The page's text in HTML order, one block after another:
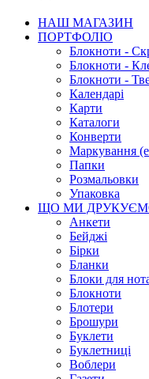
НАШ МАГАЗИН
ПОРТФОЛІО
Блокноти -
Блокноти -
Блокноти -
Календарі
Карти
Каталоги
Конверти
Маркування
Папки
Розмальовки
Упаковка
ЩО МИ
Анкети
Бейджі
Бірки
Бланки
Блоки для
Блокноти
Блотери
Брошури
Буклети
Буклетниці
Воблери